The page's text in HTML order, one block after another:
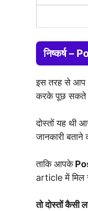
निष्कर्ष –
इस तरह से आप
करके पूछ सकते
दोस्तों यह थी
जानकारी बताने
ताकि आपके
article में मिल
तो दोस्तों